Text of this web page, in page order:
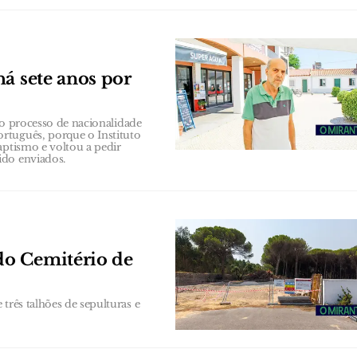
sete anos por
processo de nacionalidade
porque o Instituto
e voltou a pedir
enviados.
Cemitério de
talhões de sepulturas e